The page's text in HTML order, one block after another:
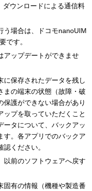
ウンロードによる通信料
う場合は、ドコモnanoUIM
です。
アップデートができませ
に保存されたデータを残し
まの端末の状態（故障・破
護ができない場合があり
ップを取っていただくこと
ータについて、バックアッ
す。各アプリでのバックア
ください。
以前のソフトウェアへ戻す
固有の情報（機種や製造番